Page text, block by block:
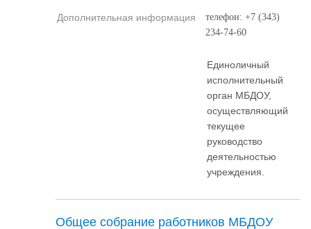
Дополнительная информация
телефон: +7 (343)
234-74-60
Единоличный
исполнительный
орган МБДОУ,
осуществляющий
текущее
руководство
деятельностью
учреждения.
Общее собрание работников МБДОУ